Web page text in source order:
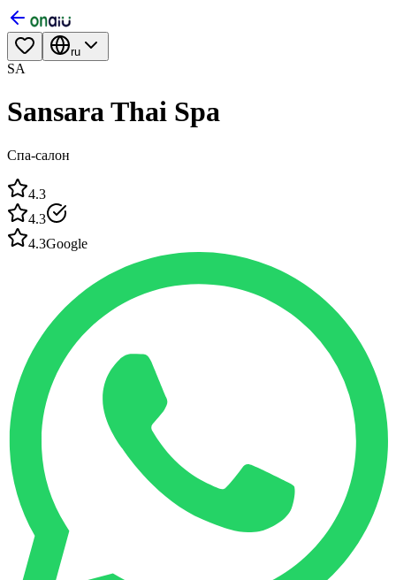
ru
SA
Sansara Thai Spa
Спа-салон
4.3
4.3
4.3Google